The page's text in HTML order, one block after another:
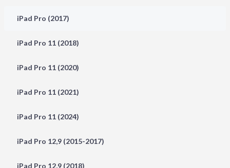
iPad Pro (2017)
iPad Pro 11 (2018)
iPad Pro 11 (2020)
iPad Pro 11 (2021)
iPad Pro 11 (2024)
iPad Pro 12,9 (2015-2017)
iPad Pro 12,9 (2018)